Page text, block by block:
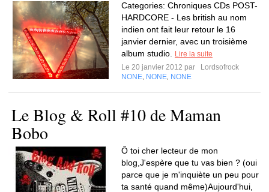
Categories: Chroniques CDs POST-
HARDCORE - Les british au nom
indien ont fait leur retour le 16
janvier dernier, avec un troisième
album studio.
Lire la suite
Le 20 janvier 2012 par
Lordsofrock
NONE NONE NONE
Le Blog & Roll #10 de Maman
Bobo
Ô toi cher lecteur de mon
blog,J'espère que tu vas bien ? (oui
parce que je m'inquiète un peu pour
ta santé quand même)Aujourd'hui,